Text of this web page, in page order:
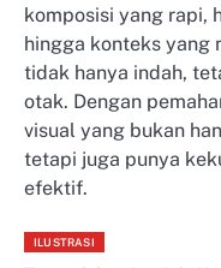
komposisi yang rapi,
hingga konteks yang
tidak hanya indah,
otak. Dengan
visual yang bukan
tetapi juga punya
efektif.
ILUSTRASI